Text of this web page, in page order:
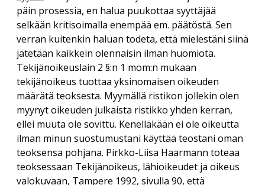
päin prosessia, en halua puukottaa syyttäjää
selkään kritisoimalla enempää em. päätöstä. Sen
verran kuitenkin haluan todeta, että mielestäni siinä
jätetään kaikkein olennaisin ilman huomiota.
Tekijänoikeuslain 2 §:n 1 mom:n mukaan
tekijänoikeus tuottaa yksinomaisen oikeuden
määrätä teoksesta. Myymällä ristikon jollekin olen
myynyt oikeuden julkaista ristikko yhden kerran,
ellei muuta ole sovittu. Kenelläkään ei ole oikeutta
ilman minun suostumustani käyttää teostani oman
teoksensa pohjana. Pirkko-Liisa Haarmann toteaa
teoksessaan Tekijänoikeus, lähioikeudet ja oikeus
valokuvaan, Tampere 1992, sivulla 90, että